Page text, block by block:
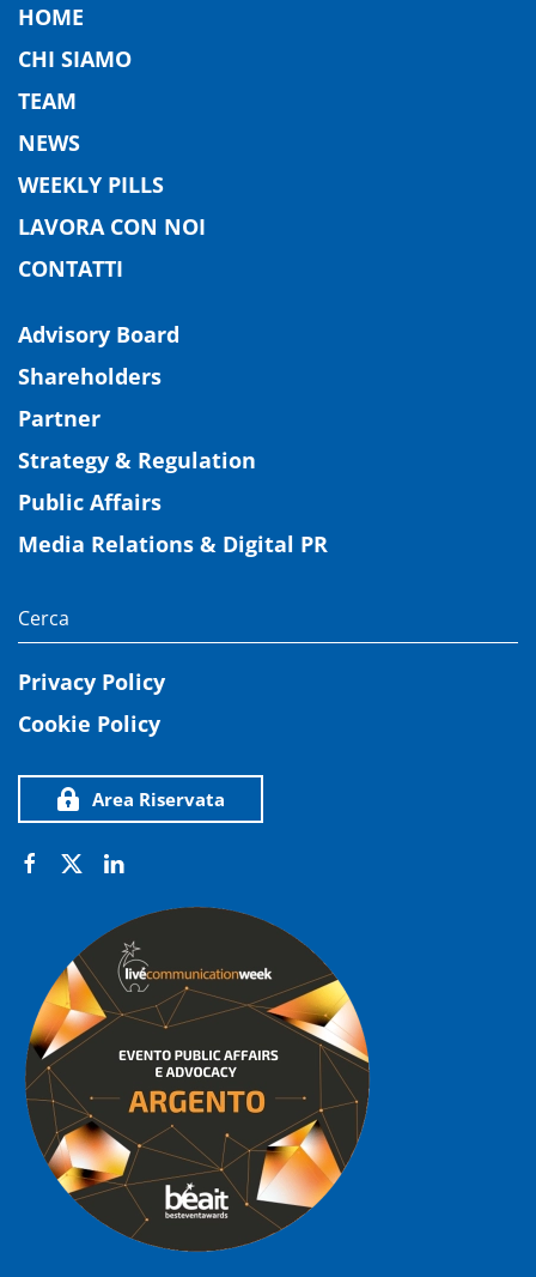
HOME
CHI SIAMO
TEAM
NEWS
WEEKLY PILLS
LAVORA CON NOI
CONTATTI
Advisory Board
Shareholders
Partner
Strategy & Regulation
Public Affairs
Media Relations & Digital PR
Privacy Policy
Cookie Policy
Area Riservata